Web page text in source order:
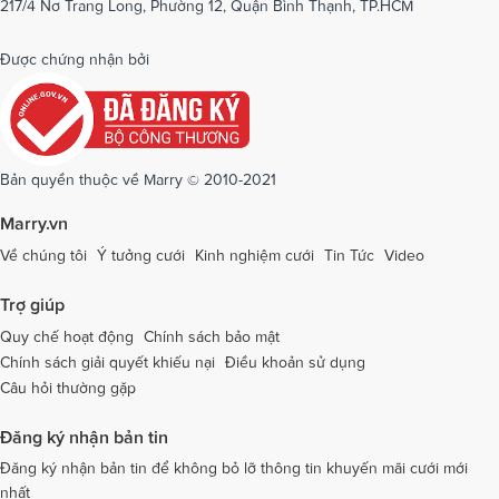
Dịch vụ cưới tại Phú Yên Dịch vụ cưới tại Phú Thọ
Dịch vụ cưới tại Quảng Ngãi
Dịch vụ cưới tại Quảng Ninh
Dịch vụ cưới tại Sóc Trăng Dịch vụ cưới tại Sơn La
Dịch vụ cưới tại Thái Bình Dịch vụ cưới tại Thanh Hóa
Dịch vụ cưới tại Thừa Thiên - Huế
Dịch vụ cưới tại An Giang Dịch vụ cưới tại Trà Vinh
Dịch vụ cưới tại Tuyên Quang
Dịch vụ cưới tại Bà Rịa - Vũng TàuDịch vụ cưới tại Bắc Giang
217/4 Nơ Trang Long, Phường 12, Quận Bình Thạnh, TP.HCM
Được chứng nhận bởi
Bản quyền thuộc về Marry © 2010-2021
Marry.vn
Về chúng tôi Ý tưởng cưới Kinh nghiệm cưới Tin Tức Video
Trợ giúp
Quy chế hoạt động
Chính sách bảo mật
Chính sách giải quyết khiếu nại Điều khoản sử dụng
Câu hỏi thường gặp
Đăng ký nhận bản tin
Đăng ký nhận bản tin để không bỏ lỡ thông tin khuyến mãi cưới mới
nhất